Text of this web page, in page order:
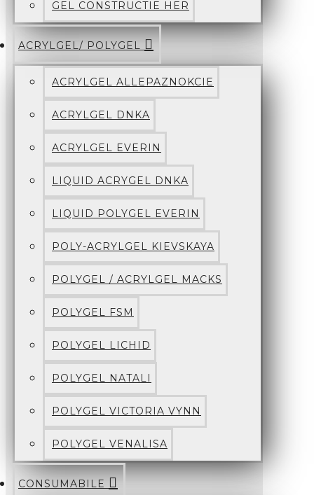
GEL CONSTRUCTIE HER
ACRYLGEL/ POLYGEL
ACRYLGEL ALLEPAZNOKCIE
ACRYLGEL DNKA
ACRYLGEL EVERIN
LIQUID ACRYGEL DNKA
LIQUID POLYGEL EVERIN
POLY-ACRYLGEL KIEVSKAYA
POLYGEL / ACRYLGEL MACKS
POLYGEL FSM
POLYGEL LICHID
POLYGEL NATALI
POLYGEL VICTORIA VYNN
POLYGEL VENALISA
CONSUMABILE